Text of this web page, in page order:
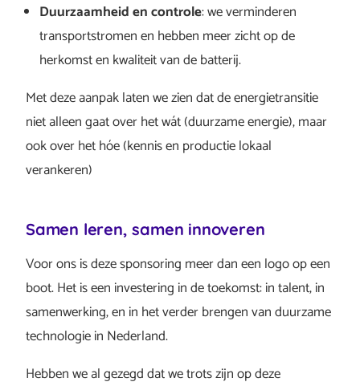
Duurzaamheid en controle: we verminderen
transportstromen en hebben meer zicht op de
herkomst en kwaliteit van de batterij.
Met deze aanpak laten we zien dat de energietransitie
niet alleen gaat over het wát (duurzame energie), maar
ook over het hóe (kennis en productie lokaal
verankeren)
Samen leren, samen innoveren
Voor ons is deze sponsoring meer dan een logo op een
boot. Het is een investering in de toekomst: in talent, in
samenwerking, en in het verder brengen van duurzame
technologie in Nederland.
Hebben we al gezegd dat we trots zijn op deze